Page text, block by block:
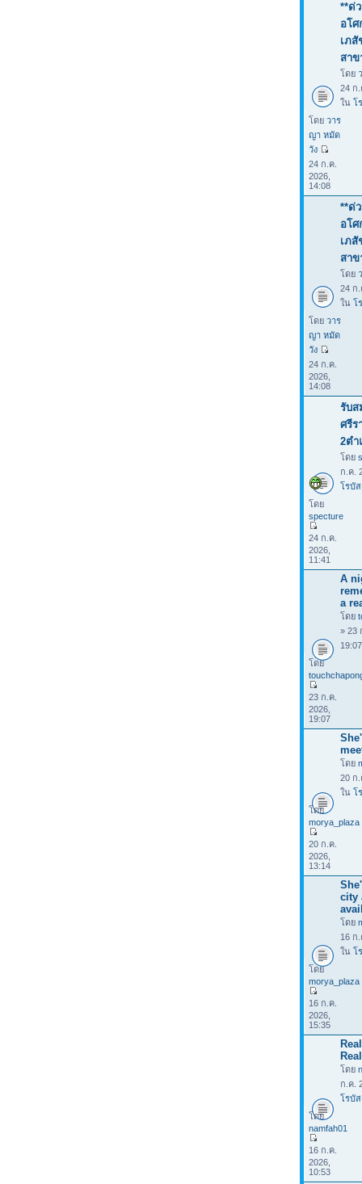
**ด่
อโ
เภสั
สาข
โดย
24 ก.
ใน โ
โดย วาร
ญา หมัด
วัง
24 ก.ค.
2026,
14:08
**ด่
อโ
เภสั
สาข
โดย
24 ก.
ใน โ
โดย วาร
ญา หมัด
วัง
24 ก.ค.
2026,
14:08
รับส
ศรีร
2ตำ
โดย
ก.ค.
โรบั
โดย
specture
24 ก.ค.
2026,
11:41
A
a
โดย
» 23
โดย
23 ก.ค.
2026,
19:07
โดย
20 ก.
ใน โ
โดย
morya_plaza
20 ก.ค.
2026,
13:14
city
โดย
16 ก
ใน โ
โดย
morya_plaza
16 ก.ค.
2026,
15:35
โดย
ก.ค.
โรบั
โดย
namfah01
16 ก.ค.
2026,
10:53